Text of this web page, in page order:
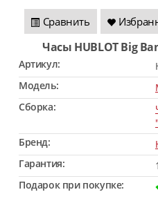
Сравнить
Часы HUBLOT Big
Артикул:
Модель:
Сборка:
Бренд:
Гарантия:
Подарок при покупке: